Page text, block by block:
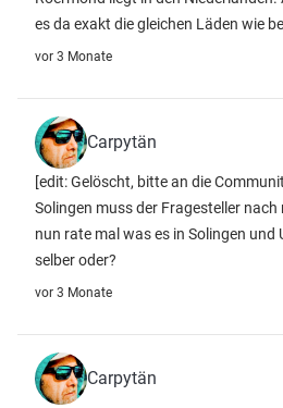
es da exakt die gleichen Läden wie
vor 3 Monate
Carpytän
[edit: Gelöscht, bitte an die
Solingen muss der Fragesteller
nun rate mal was es in Solingen
selber oder?
vor 3 Monate
Carpytän